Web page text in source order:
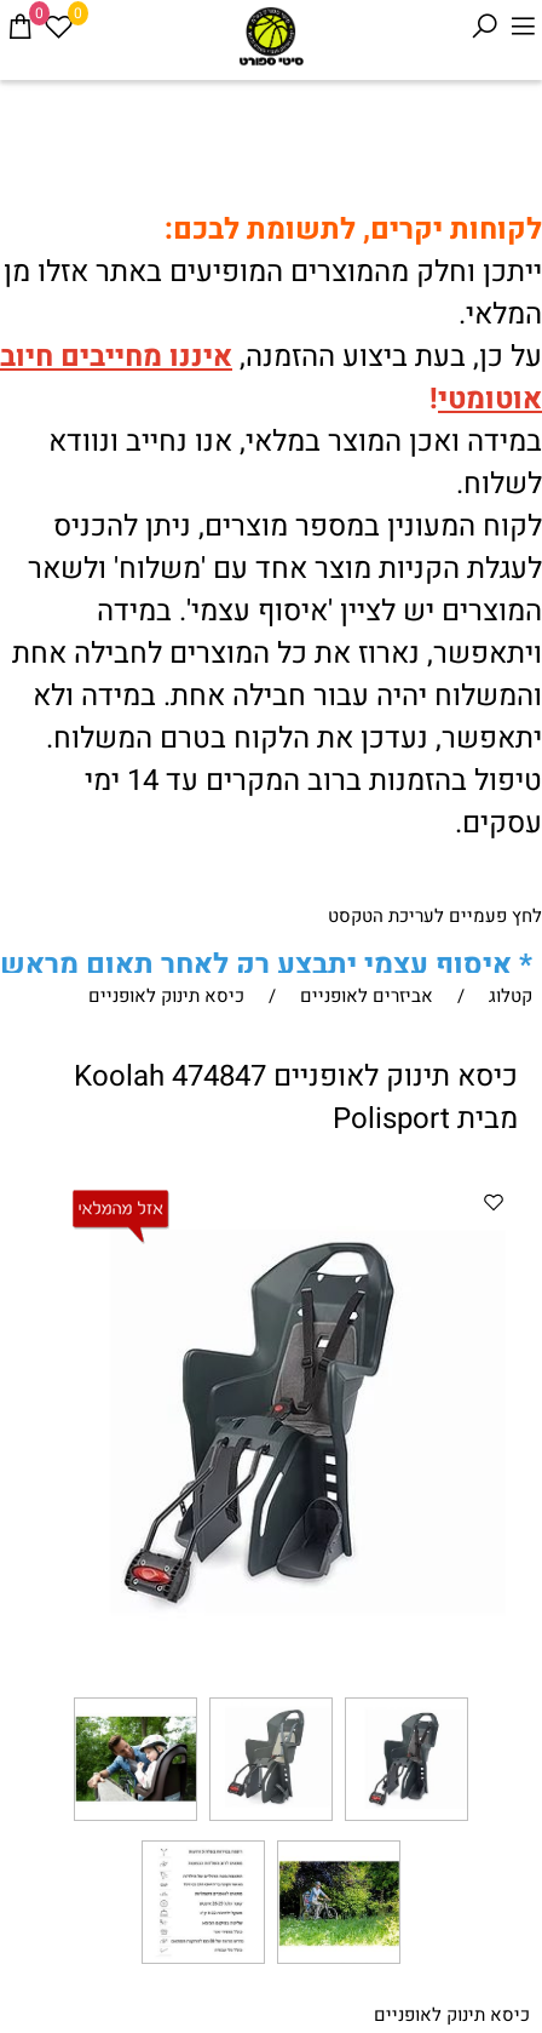
0 0
לקוחות יקרים, לתשומת לבכם:
ייתכן וחלק מהמוצרים המופיעים באתר אזלו מן
המלאי.
על כן, בעת ביצוע ההזמנה, איננו מחייבים חיוב
אוטומטי!
במידה ואכן המוצר במלאי, אנו נחייב ונוודא
לשלוח.
לקוח המעונין במספר מוצרים, ניתן להכניס
לעגלת הקניות מוצר אחד עם 'משלוח' ולשאר
המוצרים יש לציין 'איסוף עצמי'. במידה
ויתאפשר, נארוז את כל המוצרים לחבילה אחת
והמשלוח יהיה עבור חבילה אחת. במידה ולא
יתאפשר, נעדכן את הלקוח בטרם המשלוח.
טיפול בהזמנות ברוב המקרים עד 14 ימי
עסקים.
לחץ פעמיים לעריכת הטקסט
* איסוף עצמי יתבצע רק לאחר תאום מראש
של הלקוח מול נציגנו!
ווטצאפ (הודעות בלבד):
052-8059900
מענה טלפוני: 04-8411075
בין השעות 9:00-17:00
באתר
citysport1@013.net
citysport2@013.net
קטלוג / אביזרים לאופניים / כיסא תינוק לאופניים
כיסא תינוק לאופניים 474847 Koolah
מבית Polisport
כיסא תינוק לאופניים